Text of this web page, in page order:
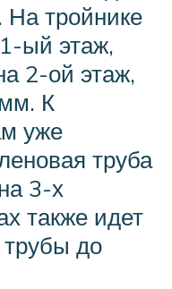
На тройнике
ый этаж,
2-ой этаж,
К
уже
труба
3-х
также идет
до